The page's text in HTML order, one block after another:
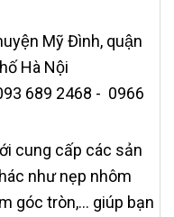
Mỹ Đình, quận
Hà Nội
689 2468 - 0966
cung cấp các sản
như nẹp nhôm
góc tròn,... giúp bạn